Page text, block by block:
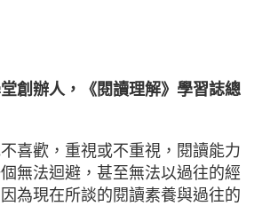
創辦人，《閱讀理解》學習誌總
喜歡，重視或不重視，閱讀能力
無法迴避，甚至無法以過往的經
為現在所談的閱讀素養與過往的